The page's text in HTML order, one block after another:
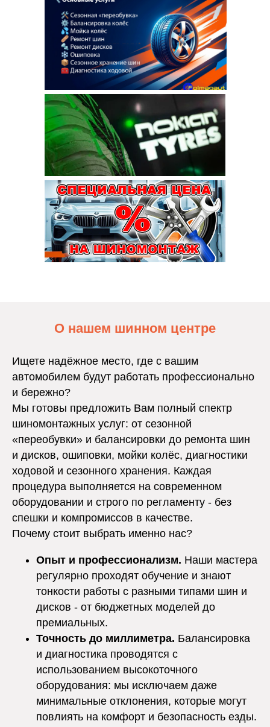
О нашем шинном центре
Ищете надёжное место, где с вашим
автомобилем будут работать профессионально
и бережно?
Мы готовы предложить Вам полный спектр
шиномонтажных услуг: от сезонной
«переобувки» и балансировки до ремонта шин
и дисков, ошиповки, мойки колёс, диагностики
ходовой и сезонного хранения. Каждая
процедура выполняется на современном
оборудовании и строго по регламенту - без
спешки и компромиссов в качестве.
Почему стоит выбрать именно нас?
Опыт и профессионализм. Наши мастера
регулярно проходят обучение и знают
тонкости работы с разными типами шин и
дисков - от бюджетных моделей до
премиальных.
Точность до миллиметра. Балансировка
и диагностика проводятся с
использованием высокоточного
оборудования: мы исключаем даже
минимальные отклонения, которые могут
повлиять на комфорт и безопасность езды.